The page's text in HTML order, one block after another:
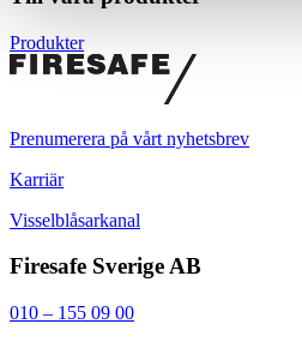
Produkter
Prenumerera på vårt nyhetsbrev
Karriär
Visselblåsarkanal
Firesafe Sverige AB
010 – 155 09 00